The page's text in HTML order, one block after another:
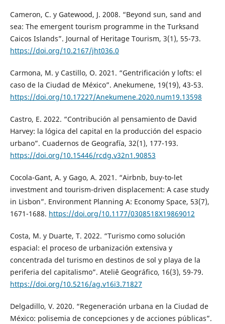
Cameron, C. y Gatewood, J. 2008. “Beyond sun, sand and
sea: The emergent tourism programme in the Turksand
Caicos Islands”. Journal of Heritage Tourism, 3(1), 55-73.
https://doi.org/10.2167/jht036.0
Carmona, M. y Castillo, O. 2021. “Gentrificación y lofts: el
caso de la Ciudad de México”. Anekumene, 19(19), 43-53.
https://doi.org/10.17227/Anekumene.2020.num19.13598
Castro, E. 2022. “Contribución al pensamiento de David
Harvey: la lógica del capital en la producción del espacio
urbano”. Cuadernos de Geografía, 32(1), 177-193.
https://doi.org/10.15446/rcdg.v32n1.90853
Cocola-Gant, A. y Gago, A. 2021. “Airbnb, buy-to-let
investment and tourism-driven displacement: A case study
in Lisbon”. Environment Planning A: Economy Space, 53(7),
1671-1688. https://doi.org/10.1177/0308518X19869012
Costa, M. y Duarte, T. 2022. “Turismo como solución
espacial: el proceso de urbanización extensiva y
concentrada del turismo en destinos de sol y playa de la
periferia del capitalismo”. Ateliê Geográfico, 16(3), 59-79.
https://doi.org/10.5216/ag.v16i3.71827
Delgadillo, V. 2020. “Regeneración urbana en la Ciudad de
México: polisemia de concepciones y de acciones públicas”.